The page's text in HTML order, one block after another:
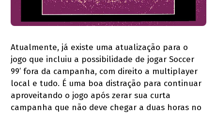
Atualmente, já existe uma atualização para o
jogo que incluiu a possibilidade de jogar Soccer
99’ fora da campanha, com direito a multiplayer
local e tudo. É uma boa distração para continuar
aproveitando o jogo após zerar sua curta
campanha que não deve chegar a duas horas no